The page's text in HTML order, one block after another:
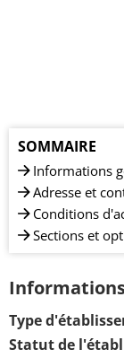
SOMMAIRE
Informations
Adresse et
Conditions
Sections et
Type
Statut de